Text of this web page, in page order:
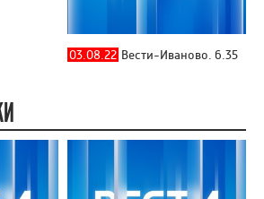
03.08.22 Вести-Иваново. 6.35